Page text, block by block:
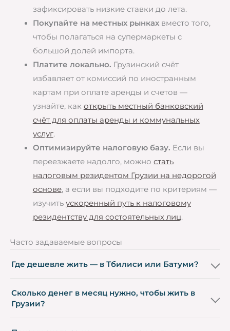
зафиксировать низкие ставки до лета.
Покупайте на местных рынкахвместо того,
чтобы полагаться на супермаркеты с
большой долей импорта.
Платите локально. Грузинский счёт
избавляет от комиссий по иностранным
картам при оплате аренды и счетов —
узнайте, как открыть местный банковский
счёт для оплаты аренды и коммунальных
услуг.
Оптимизируйте налоговую базу. Если вы
переезжаете надолго, можно стать
налоговым резидентом Грузии на недорогой
основе, а если вы подходите по критериям —
изучить ускоренный путь к налоговому
резидентству для состоятельных лиц.
Часто задаваемые вопросы
Где дешевле жить — в Тбилиси или Батуми?
Сколько денег в месяц нужно, чтобы жить в
Грузии?